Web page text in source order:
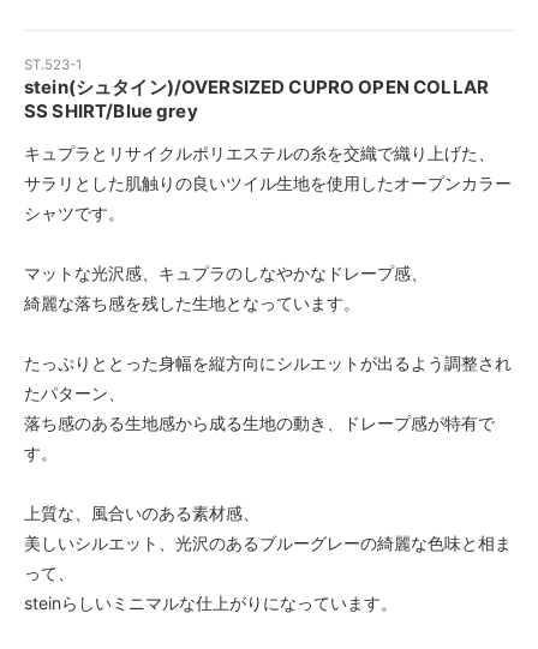
ST.523-1
stein(シュタイン)/OVERSIZED CUPRO OPEN COLLAR
SS SHIRT/Blue grey
キュプラとリサイクルポリエステルの糸を交織で織り上げた、
サラリとした肌触りの良いツイル生地を使用したオープンカラー
シャツです。
マットな光沢感、キュプラのしなやかなドレープ感、
綺麗な落ち感を残した生地となっています。
たっぷりととった身幅を縦方向にシルエットが出るよう調整され
たパターン、
落ち感のある生地感から成る生地の動き、ドレープ感が特有で
す。
上質な、風合いのある素材感、
美しいシルエット、光沢のあるブルーグレーの綺麗な色味と相ま
って、
steinらしいミニマルな仕上がりになっています。